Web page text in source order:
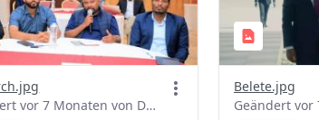
Geändert vor 7 Monaten von Denber Getahun.
Belete.jpg